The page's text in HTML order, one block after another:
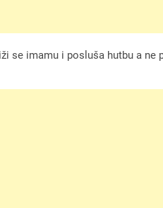
se imamu i posluša hutbu a ne